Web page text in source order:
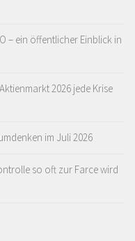
– ein öffentlicher Einblick in
2026 jede Krise
im Juli 2026
so oft zur Farce wird